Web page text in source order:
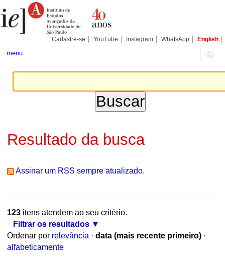
para
conteúdo.
Pessoais
Cadastre-se YouTube Instagram WhatsApp English
menu
Resultado da busca
Assinar um RSS sempre atualizado.
123itens atendem ao seu critério.
Filtrar os resultados
Ordenar por relevância · data (mais recente primeiro) ·
alfabeticamente